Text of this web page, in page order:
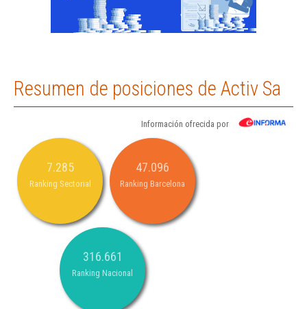
Resumen de posiciones de Activ Sa
Información ofrecida por
7.285
Ranking Sectorial
47.096
Ranking Barcelona
316.661
Ranking Nacional